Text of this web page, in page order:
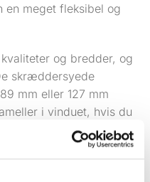
en meget fleksibel og
og bredder, og
skræddersyede
mm eller 127 mm
i vinduet, hvis du
og det giver et meget